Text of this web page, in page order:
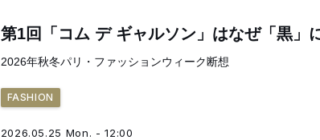
第1回「コム デ ギャルソン」はなぜ「黒」
2026年秋冬パリ・ファッションウィーク断想
FASHION
2026.05.25 Mon. - 12:00